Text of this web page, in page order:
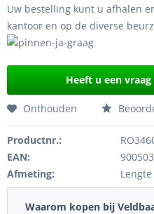
Uw bestelling kunt u afhalen
kantoor en op de diverse
Heeft u een
Onthouden
Productnr.:
EAN:
Afmeting:
Waarom kopen bij